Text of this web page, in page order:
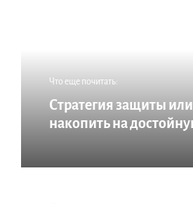
Что еще почитать:
Стратегия защиты
накопить на